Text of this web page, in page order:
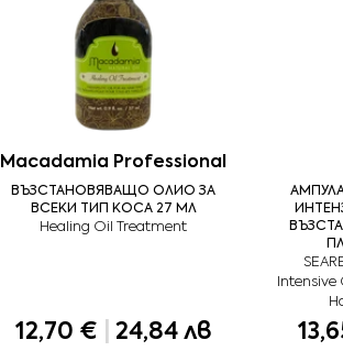
Macadamia Professional
ВЪЗСТАНОВЯВАЩО ОЛИО ЗА
ВСЕКИ ТИП КОСА 27 МЛ
Healing Oil Treatment
12,70 € 24,84 лв